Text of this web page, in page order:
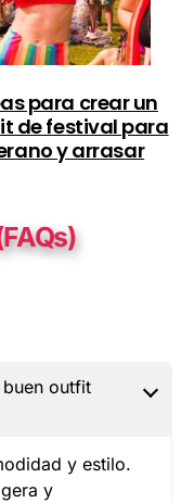
para crear un
de festival para
y arrasar
outfit
y estilo.
y